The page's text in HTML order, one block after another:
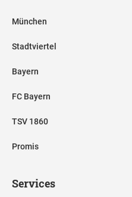
München
Stadtviertel
Bayern
FC Bayern
TSV 1860
Promis
Services